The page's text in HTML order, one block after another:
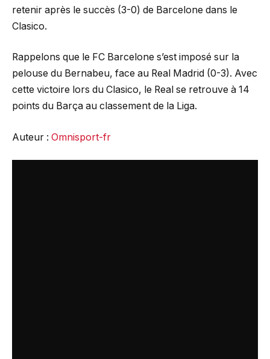
retenir après le succès (3-0) de Barcelone dans le
Clasico.
Rappelons que le FC Barcelone s’est imposé sur la
pelouse du Bernabeu, face au Real Madrid (0-3). Avec
cette victoire lors du Clasico, le Real se retrouve à 14
points du Barça au classement de la Liga.
Auteur : Omnisport-fr